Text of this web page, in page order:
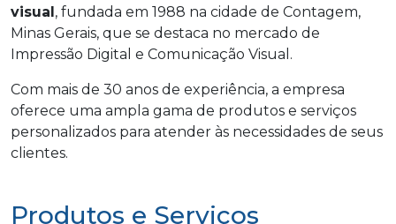
visual, fundada em 1988 na cidade de Contagem,
Minas Gerais, que se destaca no mercado de
Impressão Digital e Comunicação Visual.
Com mais de 30 anos de experiência, a empresa
oferece uma ampla gama de produtos e serviços
personalizados para atender às necessidades de seus
clientes.
Produtos e Serviços